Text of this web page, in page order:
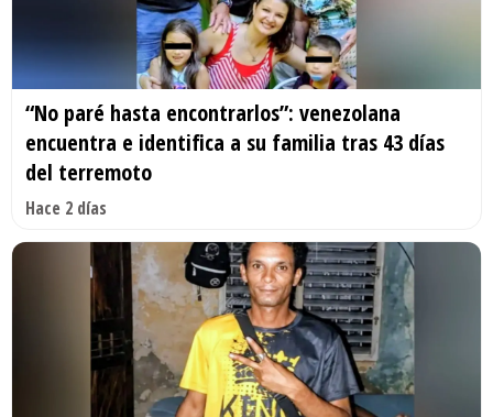
“No paré hasta encontrarlos”: venezolana
encuentra e identifica a su familia tras 43 días
del terremoto
Hace 2 días